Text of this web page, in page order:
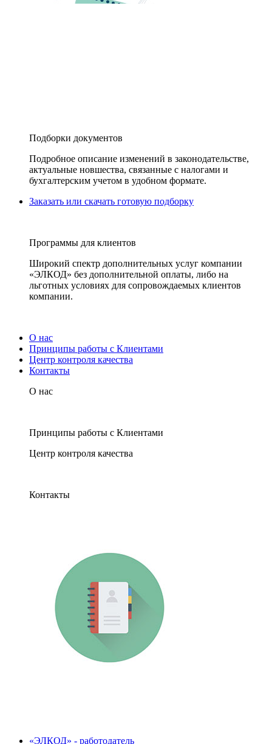
Подборки документов
Подробное описание изменений в законодательстве,
актуальные новшества, связанные с налогами и
бухгалтерским учетом в удобном формате.
Заказать или скачать готовую подборку
Программы для клиентов
Широкий спектр дополнительных услуг компании
«ЭЛКОД» без дополнительной оплаты, либо на
льготных условиях для сопровождаемых клиентов
компании.
О нас
Принципы работы с Клиентами
Центр контроля качества
Контакты
О нас
Принципы работы с Клиентами
Центр контроля качества
Контакты
«ЭЛКОД» - работодатель